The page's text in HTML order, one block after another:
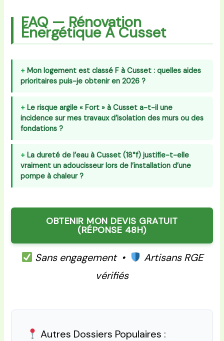
FAQ — Rénovation
Énergétique À Cusset
Mon logement est classé F à Cusset : quelles aides
prioritaires puis-je obtenir en 2026 ?
Le risque argile « Fort » à Cusset a-t-il une
incidence sur mes travaux d’isolation des murs ou des
fondations ?
La dureté de l’eau à Cusset (18°f) justifie-t-elle
vraiment un adoucisseur lors de l’installation d’une
pompe à chaleur ?
OBTENIR MON DEVIS GRATUIT
(RÉPONSE 48H)
Sans engagement •
Artisans RGE
vérifiés
Autres Dossiers Populaires :